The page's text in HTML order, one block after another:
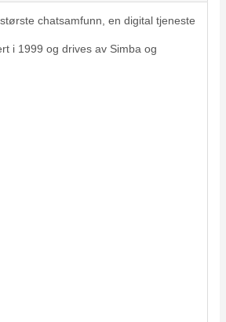
chatsamfunn, en digital tjeneste
i 1999 og drives av Simba og